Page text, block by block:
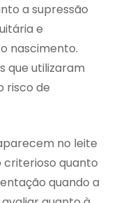
a supressão
e
nascimento.
que utilizaram
risco de
no leite
criterioso quanto
quando a